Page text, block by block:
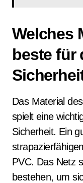
Welches
beste für
Das Material
spielt eine
Sicherheit. Ein
PVC. Das Netz
bestehen, um